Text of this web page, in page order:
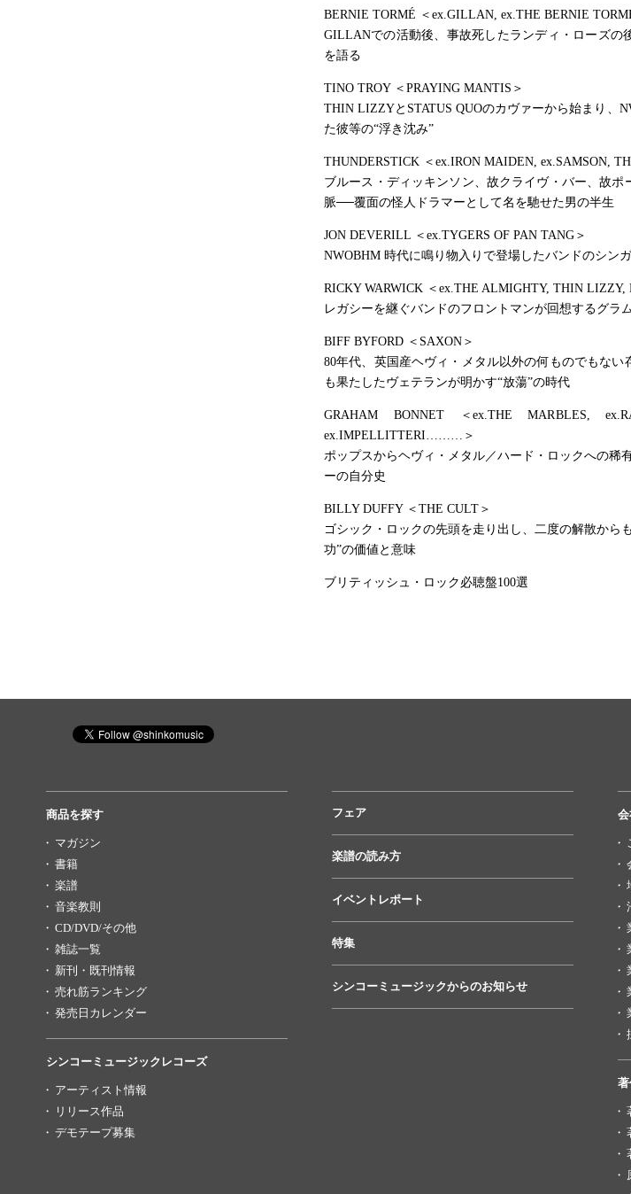
BERNIE TORMÉ ＜ex.GILLAN, ex.THE BERNIE
GILLANでの活動後、事故死したランディ・ローズの
を語る
TINO TROY ＜PRAYING MANTIS＞
THIN LIZZYとSTATUS QUOのカヴァーから始まり、
た彼等の“浮き沈み”
THUNDERSTICK ＜ex.IRON MAIDEN, ex.SAMSON,
ブルース・ディッキンソン、故クライヴ・バー、故
脈──覆面の怪人ドラマーとして名を馳せた男の半生
JON DEVERILL ＜ex.TYGERS OF PAN TANG＞
NWOBHM 時代に鳴り物入りで登場したバンドのシン
RICKY WARWICK ＜ex.THE ALMIGHTY, THIN LIZZY,
レガシーを継ぐバンドのフロントマンが回想するグ
BIFF BYFORD ＜SAXON＞
80年代、英国産ヘヴィ・メタル以外の何ものでもな
も果たしたヴェテランが明かす“放蕩”の時代
GRAHAM BONNET ＜ex.THE MARBLES,
ex.IMPELLITTERI………＞
ポップスからヘヴィ・メタル／ハード・ロックへの稀
ーの自分史
BILLY DUFFY ＜THE CULT＞
ゴシック・ロックの先頭を走り出し、二度の解散から
功”の価値と意味
ブリティッシュ・ロック必聴盤100選
商品を探す
マガジン
書籍
楽譜
音楽教則
CD/DVD/その他
雑誌一覧
新刊・既刊情報
売れ筋ランキング
発売日カレンダー
シンコーミュージックレコーズ
アーティスト情報
リリース作品
デモテープ募集
フェア
楽譜の読み方
イベントレポート
特集
シンコーミュージックからのお知らせ